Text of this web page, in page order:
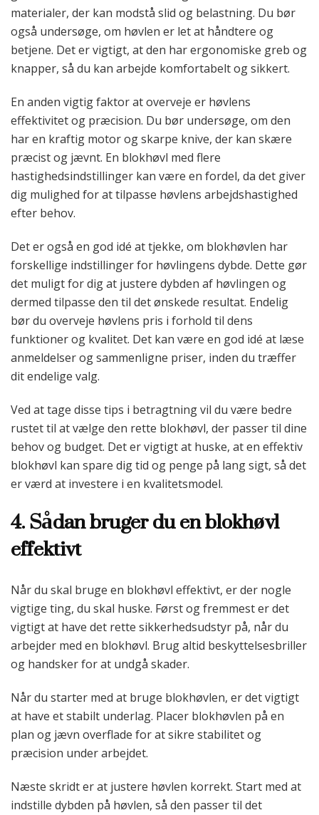
materialer, der kan modstå slid og belastning. Du bør
også undersøge, om høvlen er let at håndtere og
betjene. Det er vigtigt, at den har ergonomiske greb og
knapper, så du kan arbejde komfortabelt og sikkert.
En anden vigtig faktor at overveje er høvlens
effektivitet og præcision. Du bør undersøge, om den
har en kraftig motor og skarpe knive, der kan skære
præcist og jævnt. En blokhøvl med flere
hastighedsindstillinger kan være en fordel, da det giver
dig mulighed for at tilpasse høvlens arbejdshastighed
efter behov.
Det er også en god idé at tjekke, om blokhøvlen har
forskellige indstillinger for høvlingens dybde. Dette gør
det muligt for dig at justere dybden af høvlingen og
dermed tilpasse den til det ønskede resultat. Endelig
bør du overveje høvlens pris i forhold til dens
funktioner og kvalitet. Det kan være en god idé at læse
anmeldelser og sammenligne priser, inden du træffer
dit endelige valg.
Ved at tage disse tips i betragtning vil du være bedre
rustet til at vælge den rette blokhøvl, der passer til dine
behov og budget. Det er vigtigt at huske, at en effektiv
blokhøvl kan spare dig tid og penge på lang sigt, så det
er værd at investere i en kvalitetsmodel.
4. Sådan bruger du en blokhøvl
effektivt
Når du skal bruge en blokhøvl effektivt, er der nogle
vigtige ting, du skal huske. Først og fremmest er det
vigtigt at have det rette sikkerhedsudstyr på, når du
arbejder med en blokhøvl. Brug altid beskyttelsesbriller
og handsker for at undgå skader.
Når du starter med at bruge blokhøvlen, er det vigtigt
at have et stabilt underlag. Placer blokhøvlen på en
plan og jævn overflade for at sikre stabilitet og
præcision under arbejdet.
Næste skridt er at justere høvlen korrekt. Start med at
indstille dybden på høvlen, så den passer til det